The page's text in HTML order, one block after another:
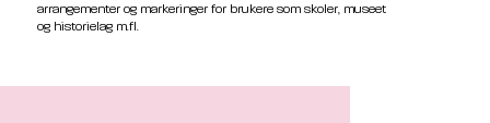
arrangementer og markeringer for brukere som skoler, museet
og historielag m.fl.